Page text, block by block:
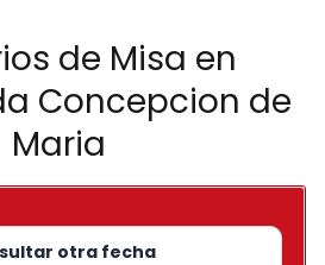
de Misa en
Concepcion de
Maria
otra fecha